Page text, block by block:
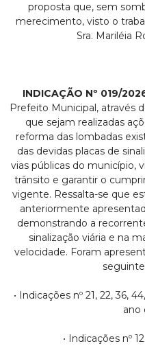
proposta que, sem
merecimento, visto o
Sra. Mariléia
INDICAÇÃO Nº 019/
Prefeito Municipal, através
que sejam realizadas
reforma das lombadas
das devidas placas de
vias públicas do município,
trânsito e garantir o
vigente. Ressalta-se que
anteriormente
demonstrando a
sinalização viária e na
velocidade. Foram
• Indicações nº 21, 22, 36,
ano
• Indicações nº